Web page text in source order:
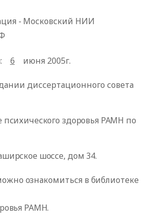
- Московский НИИ
6 июня 2005г.
диссертационного совета
здоровья РАМН по
шоссе, дом 34.
ознакомиться в библиотеке
РАМН.